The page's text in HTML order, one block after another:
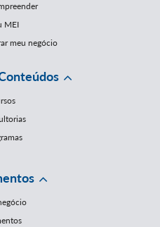
MEI
meu negócio